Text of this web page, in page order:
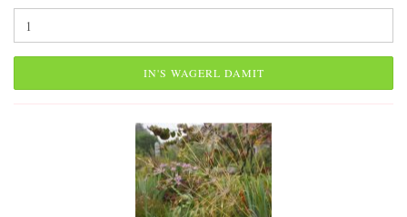
IN'S WAGERL DAMIT